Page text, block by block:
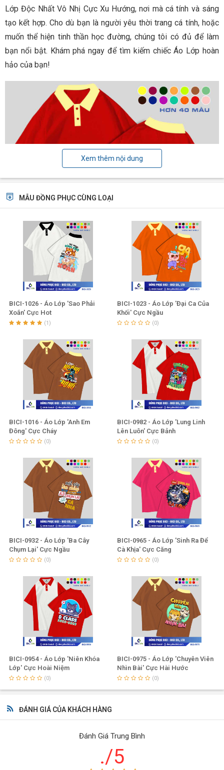
Lớp Độc Nhất Vô Nhị Cực Xu Hướng, nơi mà cá tính và sáng
tạo kết hợp. Cho dù bạn là người yêu thời trang cá tính, hoặc
muốn thể hiện tinh thần học đường, chúng tôi có đủ để làm
bạn nổi bật. Khám phá ngay để tìm kiếm chiếc Áo Lớp hoàn
hảo của bạn!
được biết đến là doanh nghiệp hàng
Xem thêm nội dung
MẪU ĐỒNG PHỤC CÙNG LOẠI
BICI-1026 - Áo Lớp 'Sao Phải
Xoắn' Cực Hot
(1)
BICI-1023 - Áo Lớp 'Đại Ca Của
Khối' Cực Ngầu
(0)
BICI-1016 - Áo Lớp 'Anh Em
Đông' Cực Cháy
(0)
BICI-0982 - Áo Lớp 'Lung Linh
Lên Luôn' Cực Bảnh
(0)
BICI-0932 - Áo Lớp 'Ba Cây
Chụm Lại' Cực Ngầu
(0)
BICI-0965 - Áo Lớp 'Sinh Ra Để
Cà Khịa' Cực Căng
(0)
BICI-0954 - Áo Lớp 'Niên Khóa
Lớp' Cực Hoài Niệm
(0)
BICI-0975 - Áo Lớp 'Chuyên Viên
Nhìn Bài' Cực Hài Hước
(0)
ĐÁNH GIÁ CỦA KHÁCH HÀNG
Đánh Giá Trung Bình
./5